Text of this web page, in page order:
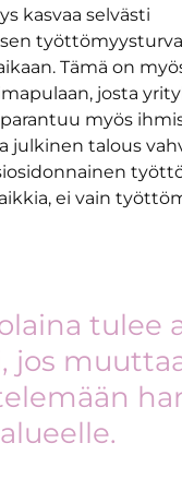
kasvaa selvästi
Tämä on
josta
myös
julkinen talous
ei vain
tulee
jos